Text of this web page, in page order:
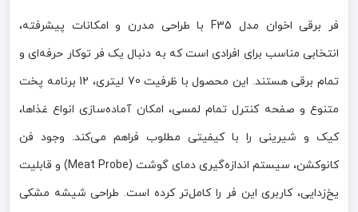
فر برقی اخوان مدل F35 با طراحی مدرن و امکانات پیشرفته،
انتخابی مناسب برای افرادی است که به دنبال یک فر توکار حرفه‌ای و
تمام برقی هستند. این محصول با ظرفیت 70 لیتری، 12 برنامه پخت
متنوع و صفحه کنترل تمام لمسی، امکان آماده‌سازی انواع غذاها،
کیک و شیرینی را با کیفیتی مطلوب فراهم می‌کند. وجود فن
کانوکشن، سیستم اندازه‌گیری دمای گوشت (Meat Probe) و قابلیت
یخ‌زدایی، کاربری این فر را کامل‌تر کرده است. طراحی شیشه مشکی